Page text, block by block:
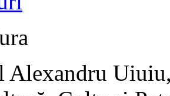
Alexandru